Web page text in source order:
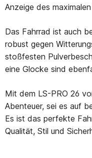
Anzeige des
Das Fahrrad ist auch
robust gegen
stoßfesten
eine Glocke sind
Mit dem LS-PRO 26
Abenteuer, sei es auf
Es ist das perfekte
Qualität, Stil und